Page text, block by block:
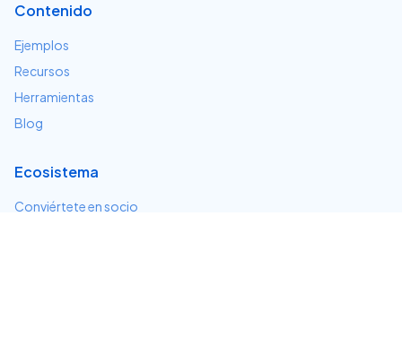
Contenido
Ejemplos
Recursos
Herramientas
Blog
Ecosistema
Conviértete en socio